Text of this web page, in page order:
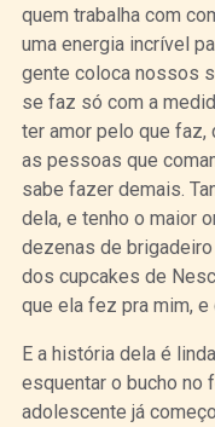
quem trabalha com
uma energia incrível
gente coloca nossos
se faz só com a
ter amor pelo que faz,
as pessoas que
sabe fazer demais.
dela, e tenho o maior
dezenas de
dos cupcakes de
que ela fez pra mim, e
E a história dela é
esquentar o bucho no
adolescente já